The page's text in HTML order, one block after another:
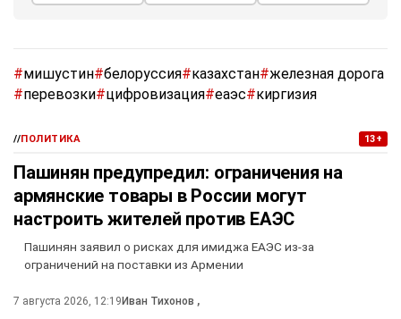
#мишустин#белоруссия#казахстан#железная дорога
#перевозки#цифровизация#еаэс#киргизия
//ПОЛИТИКА 13+
Пашинян предупредил: ограничения на
армянские товары в России могут
настроить жителей против ЕАЭС
Пашинян заявил о рисках для имиджа ЕАЭС из-за
ограничений на поставки из Армении
7 августа 2026, 12:19 Иван Тихонов ,